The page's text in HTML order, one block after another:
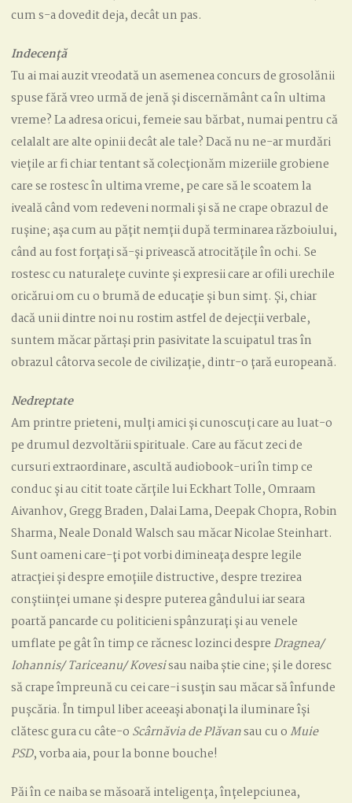
cum s-a dovedit deja, decât un pas.
Indecență
Tu ai mai auzit vreodată un asemenea concurs de grosolănii
spuse fără vreo urmă de jenă și discernământ ca în ultima
vreme? La adresa oricui, femeie sau bărbat, numai pentru că
celalalt are alte opinii decât ale tale? Dacă nu ne-ar murdări
viețile ar fi chiar tentant să colecționăm mizeriile grobiene
care se rostesc în ultima vreme, pe care să le scoatem la
iveală când vom redeveni normali și să ne crape obrazul de
rușine; așa cum au pățit nemții după terminarea războiului,
când au fost forțați să-și privească atrocitățile în ochi. Se
rostesc cu naturalețe cuvinte și expresii care ar ofili urechile
oricărui om cu o brumă de educație și bun simț. Și, chiar
dacă unii dintre noi nu rostim astfel de dejecții verbale,
suntem măcar părtași prin pasivitate la scuipatul tras în
obrazul câtorva secole de civilizație, dintr-o țară europeană.
Nedreptate
Am printre prieteni, mulți amici și cunoscuți care au luat-o
pe drumul dezvoltării spirituale. Care au făcut zeci de
cursuri extraordinare, ascultă audiobook-uri în timp ce
conduc și au citit toate cărțile lui Eckhart Tolle, Omraam
Aivanhov, Gregg Braden, Dalai Lama, Deepak Chopra, Robin
Sharma, Neale Donald Walsch sau măcar Nicolae Steinhart.
Sunt oameni care-ți pot vorbi dimineața despre legile
atracției și despre emoțiile distructive, despre trezirea
conștiinței umane și despre puterea gândului iar seara
poartă pancarde cu politicieni spânzurați și au venele
umflate pe gât în timp ce răcnesc lozinci despre Dragnea/
Iohannis/ Tariceanu/ Kovesisau naiba știe cine; și le doresc
să crape împreună cu cei care-i susțin sau măcar să înfunde
pușcăria. În timpul liber aceeași abonați la iluminare își
clătesc gura cu câte-o Scârnăvia de Plăvansau cu oMuie
PSD, vorba aia, pour la bonne bouche!
Păi în ce naiba se măsoară inteligența, înțelepciunea,